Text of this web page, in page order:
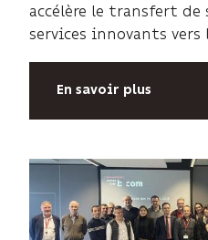
accélère le transfert
services innovants
En savoir plus